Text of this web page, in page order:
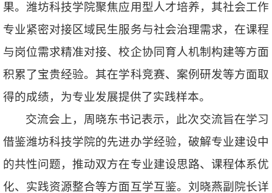
果。潍坊科技学院聚焦应用型人才培养，其社会工作
专业紧密对接区域民生服务与社会治理需求，在课程
与岗位需求精准对接、校企协同育人机制构建等方面
积累了宝贵经验。其在学科竞赛、案例研发等方面取
得的成绩，为专业发展提供了实践样本。
交流会上，周晓东书记表示，此次交流旨在学习
借鉴潍坊科技学院的先进办学经验，破解专业建设中
的共性问题，推动双方在专业建设思路、课程体系优
化、实践资源整合等方面互学互鉴。刘晓燕副院长详